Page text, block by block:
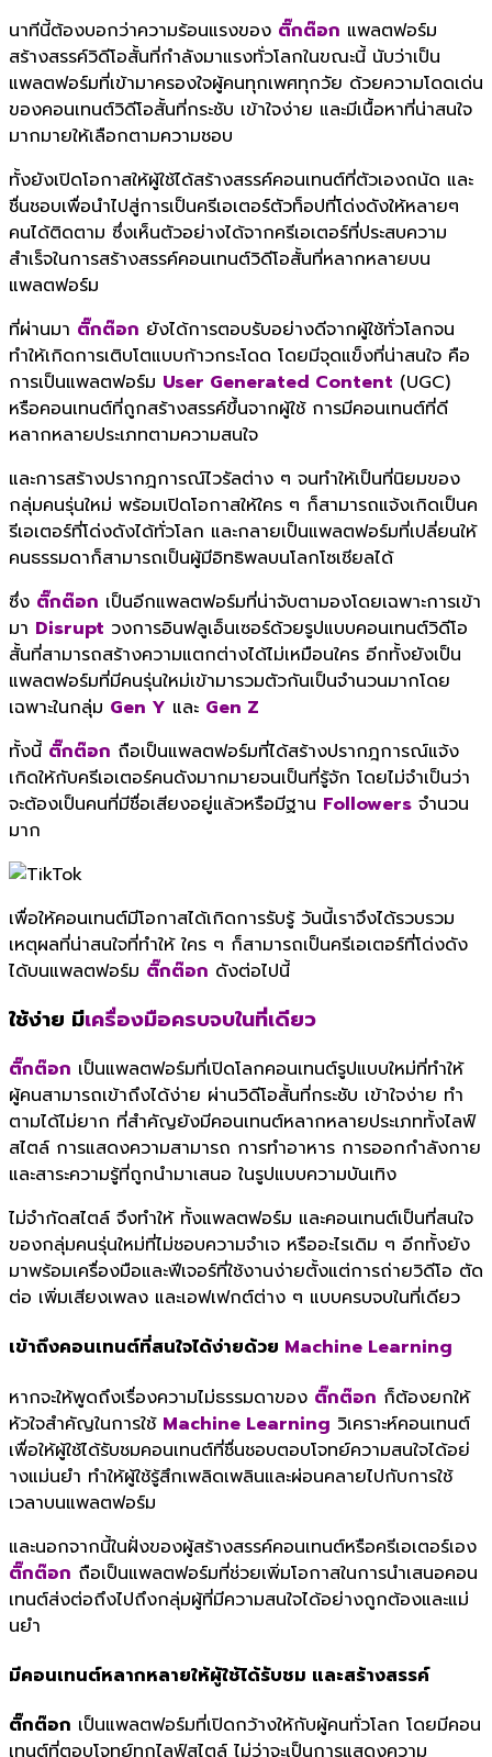
นาทีนี้ต้องบอกว่าความร้อนแรงของ ติ๊กต๊อก แพลตฟอร์ม
สร้างสรรค์วิดีโอสั้นที่กำลังมาแรงทั่วโลกในขณะนี้ นับว่าเป็น
แพลตฟอร์มที่เข้ามาครองใจผู้คนทุกเพศทุกวัย ด้วยความโดดเด่น
ของคอนเทนต์วิดีโอสั้นที่กระชับ เข้าใจง่าย และมีเนื้อหาที่น่าสนใจ
มากมายให้เลือกตามความชอบ
ทั้งยังเปิดโอกาสให้ผู้ใช้ได้สร้างสรรค์คอนเทนต์ที่ตัวเองถนัด และ
ชื่นชอบเพื่อนำไปสู่การเป็นครีเอเตอร์ตัวท็อปที่โด่งดังให้หลายๆ
คนได้ติดตาม ซึ่งเห็นตัวอย่างได้จากครีเอเตอร์ที่ประสบความ
สำเร็จในการสร้างสรรค์คอนเทนต์วิดีโอสั้นที่หลากหลายบน
แพลตฟอร์ม
ที่ผ่านมา ติ๊กต๊อก ยังได้การตอบรับอย่างดีจากผู้ใช้ทั่วโลกจน
ทำให้เกิดการเติบโตแบบก้าวกระโดด โดยมีจุดแข็งที่น่าสนใจ คือ
การเป็นแพลตฟอร์ม User Generated Content (UGC)
หรือคอนเทนต์ที่ถูกสร้างสรรค์ขึ้นจากผู้ใช้ การมีคอนเทนต์ที่ดี
หลากหลายประเภทตามความสนใจ
และการสร้างปรากฎการณ์ไวรัลต่าง ๆ จนทำให้เป็นที่นิยมของ
กลุ่มคนรุ่นใหม่ พร้อมเปิดโอกาสให้ใคร ๆ ก็สามารถแจ้งเกิดเป็นค
รีเอเตอร์ที่โด่งดังได้ทั่วโลก และกลายเป็นแพลตฟอร์มที่เปลี่ยนให้
คนธรรมดาก็สามารถเป็นผู้มีอิทธิพลบนโลกโซเชียลได้
ซึ่ง ติ๊กต๊อก เป็นอีกแพลตฟอร์มที่น่าจับตามองโดยเฉพาะการเข้า
มา Disrupt วงการอินฟลูเอ็นเซอร์ด้วยรูปแบบคอนเทนต์วิดีโอ
สั้นที่สามารถสร้างความแตกต่างได้ไม่เหมือนใคร อีกทั้งยังเป็น
แพลตฟอร์มที่มีคนรุ่นใหม่เข้ามารวมตัวกันเป็นจำนวนมากโดย
เฉพาะในกลุ่ม Gen Y และ Gen Z
ทั้งนี้ ติ๊กต๊อก ถือเป็นแพลตฟอร์มที่ได้สร้างปรากฎการณ์แจ้ง
เกิดให้กับครีเอเตอร์คนดังมากมายจนเป็นที่รู้จัก โดยไม่จำเป็นว่า
จะต้องเป็นคนที่มีชื่อเสียงอยู่แล้วหรือมีฐาน Followers จำนวน
มาก
เพื่อให้คอนเทนต์มีโอกาสได้เกิดการรับรู้ วันนี้เราจึงได้รวบรวม
เหตุผลที่น่าสนใจที่ทำให้ ใคร ๆ ก็สามารถเป็นครีเอเตอร์ที่โด่งดัง
ได้บนแพลตฟอร์ม ติ๊กต๊อก ดังต่อไปนี้
ใช้ง่าย มีเครื่องมือครบจบในที่เดียว
ติ๊กต๊อก เป็นแพลตฟอร์มที่เปิดโลกคอนเทนต์รูปแบบใหม่ที่ทำให้
ผู้คนสามารถเข้าถึงได้ง่าย ผ่านวิดีโอสั้นที่กระชับ เข้าใจง่าย ทำ
ตามได้ไม่ยาก ที่สำคัญยังมีคอนเทนต์หลากหลายประเภททั้งไลฟ์
สไตล์ การแสดงความสามารถ การทำอาหาร การออกกำลังกาย
และสาระความรู้ที่ถูกนำมาเสนอ ในรูปแบบความบันเทิง
ไม่จำกัดสไตล์ จึงทำให้ ทั้งแพลตฟอร์ม และคอนเทนต์เป็นที่สนใจ
ของกลุ่มคนรุ่นใหม่ที่ไม่ชอบความจำเจ หรืออะไรเดิม ๆ อีกทั้งยัง
มาพร้อมเครื่องมือและฟีเจอร์ที่ใช้งานง่ายตั้งแต่การถ่ายวิดีโอ ตัด
ต่อ เพิ่มเสียงเพลง และเอฟเฟกต์ต่าง ๆ แบบครบจบในที่เดียว
เข้าถึงคอนเทนต์ที่สนใจได้ง่ายด้วย Machine Learning
หากจะให้พูดถึงเรื่องความไม่ธรรมดาของ ติ๊กต๊อก ก็ต้องยกให้
หัวใจสำคัญในการใช้ Machine Learning วิเคราะห์คอนเทนต์
เพื่อให้ผู้ใช้ได้รับชมคอนเทนต์ที่ชื่นชอบตอบโจทย์ความสนใจได้อย่
างแม่นยำ ทำให้ผู้ใช้รู้สึกเพลิดเพลินและผ่อนคลายไปกับการใช้
เวลาบนแพลตฟอร์ม
และนอกจากนี้ในฝั่งของผู้สร้างสรรค์คอนเทนต์หรือครีเอเตอร์เอง
ติ๊กต๊อก ถือเป็นแพลตฟอร์มที่ช่วยเพิ่มโอกาสในการนำเสนอคอน
เทนต์ส่งต่อถึงไปถึงกลุ่มผู้ที่มีความสนใจได้อย่างถูกต้องและแม่
นยำ
มีคอนเทนต์หลากหลายให้ผู้ใช้ได้รับชม และสร้างสรรค์
ติ๊กต๊อก เป็นแพลตฟอร์มที่เปิดกว้างให้กับผู้คนทั่วโลก โดยมีคอน
เทนต์ที่ตอบโจทย์ทุกไลฟ์สไตล์ ไม่ว่าจะเป็นการแสดงความ